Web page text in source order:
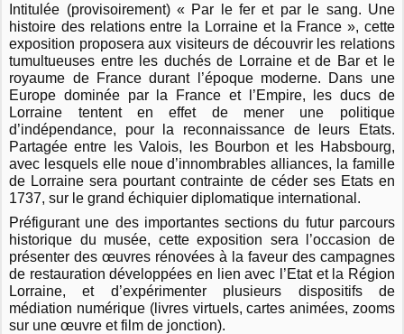
Intitulée (provisoirement) « Par le fer et par le sang. Une
histoire des relations entre la Lorraine et la France », cette
exposition proposera aux visiteurs de découvrir les relations
tumultueuses entre les duchés de Lorraine et de Bar et le
royaume de France durant l’époque moderne. Dans une
Europe dominée par la France et l’Empire, les ducs de
Lorraine tentent en effet de mener une politique
d’indépendance, pour la reconnaissance de leurs Etats.
Partagée entre les Valois, les Bourbon et les Habsbourg,
avec lesquels elle noue d’innombrables alliances, la famille
de Lorraine sera pourtant contrainte de céder ses Etats en
1737, sur le grand échiquier diplomatique international.
Préfigurant une des importantes sections du futur parcours
historique du musée, cette exposition sera l’occasion de
présenter des œuvres rénovées à la faveur des campagnes
de restauration développées en lien avec l’Etat et la Région
Lorraine, et d’expérimenter plusieurs dispositifs de
médiation numérique (livres virtuels, cartes animées, zooms
sur une œuvre et film de jonction).